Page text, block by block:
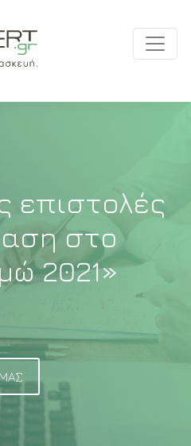
επιστολές
στο
2021»